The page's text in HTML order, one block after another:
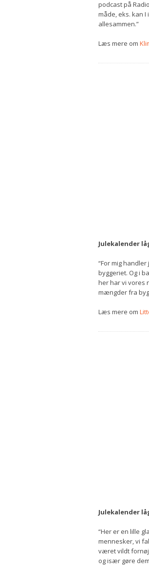
podcast på
måde, eks. kan
allesammen.”
Læs mere om
Julekalender
“For mig
byggeriet. Og i
her har vi vores
mængder fra
Læs mere om
Julekalender
“Her er en lille
mennesker, vi
været vildt
og især gøre